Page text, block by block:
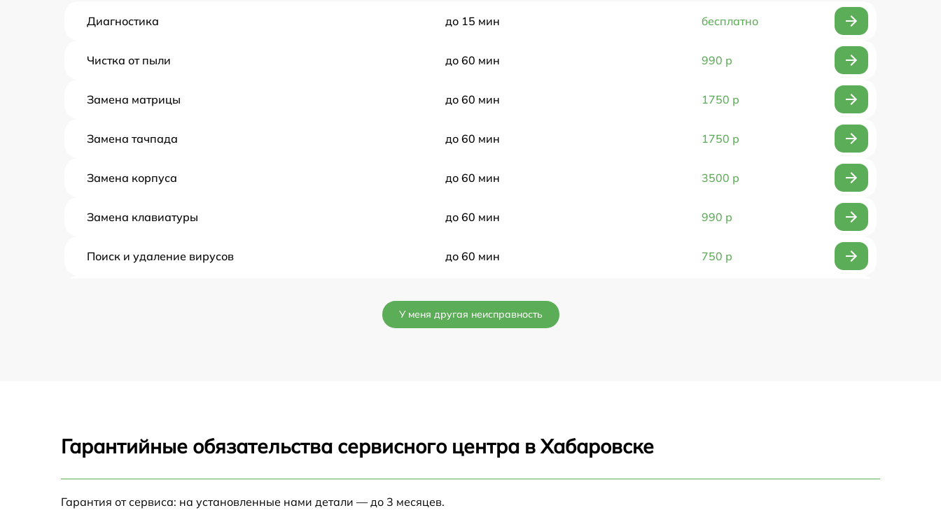
Диагностика до 15 мин бесплатно
Чистка от пыли до 60 мин 990 р
Замена матрицы до 60 мин 1750 р
Замена тачпада до 60 мин 1750 р
Замена корпуса до 60 мин 3500 р
Замена клавиатуры до 60 мин 990 р
Поиск и удаление вирусов до 60 мин 750 р
Замена системы охлаждения до 60 мин
У меня другая неисправность
Гарантийные обязательства сервисного центра в Хабаровске
Гарантия от сервиса: на установленные нами детали — до 3 месяцев.